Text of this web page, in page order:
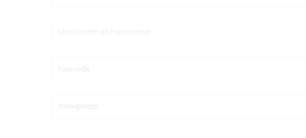
Straatnaam en huisnummer
Postcode
Woonplaats